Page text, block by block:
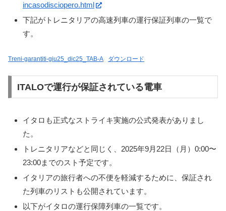
incasodisciopero.html
下記がトレニタリアの高速列車の運行保証列車の一覧で
す。
Treni-garantiti-giu25_dic25_TAB-A ダウンロード
ITALOで運行が保証されている電車
イタロも正式なストライキ実施の公式発表がありまし
た。
トレニタリアなどと同じく、2025年9月22日（月）0:00〜
23:00までのスト予定です。
イタリアの旅行者への不便を軽減するために、保証され
た列車のリストも公開されています。
以下がイタロの運行保障列車の一覧です。